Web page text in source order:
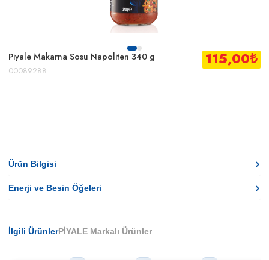
Piyale Makarna Sosu Napoliten 340 g
00089288
115,00₺
Ürün Bilgisi
Enerji ve Besin Öğeleri
İlgili ÜrünlerPİYALE Markalı Ürünler